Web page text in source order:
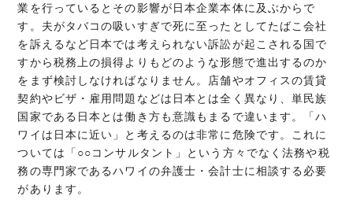
業を行っているとその影響が日本企業本体に及ぶからで
す。夫がタバコの吸いすぎで死に至ったとしてたばこ会社
を訴えるなど日本では考えられない訴訟が起こされる国で
すから税務上の損得よりもどのような形態で進出するのか
をまず検討しなければなりません。店舗やオフィスの賃貸
契約やビザ・雇用問題などは日本とは全く異なり、単民族
国家である日本とは働き方も意識もまるで違います。「ハ
ワイは日本に近い」と考えるのは非常に危険です。これに
ついては「○○コンサルタント」という方々でなく法務や税
務の専門家であるハワイの弁護士・会計士に相談する必要
があります。